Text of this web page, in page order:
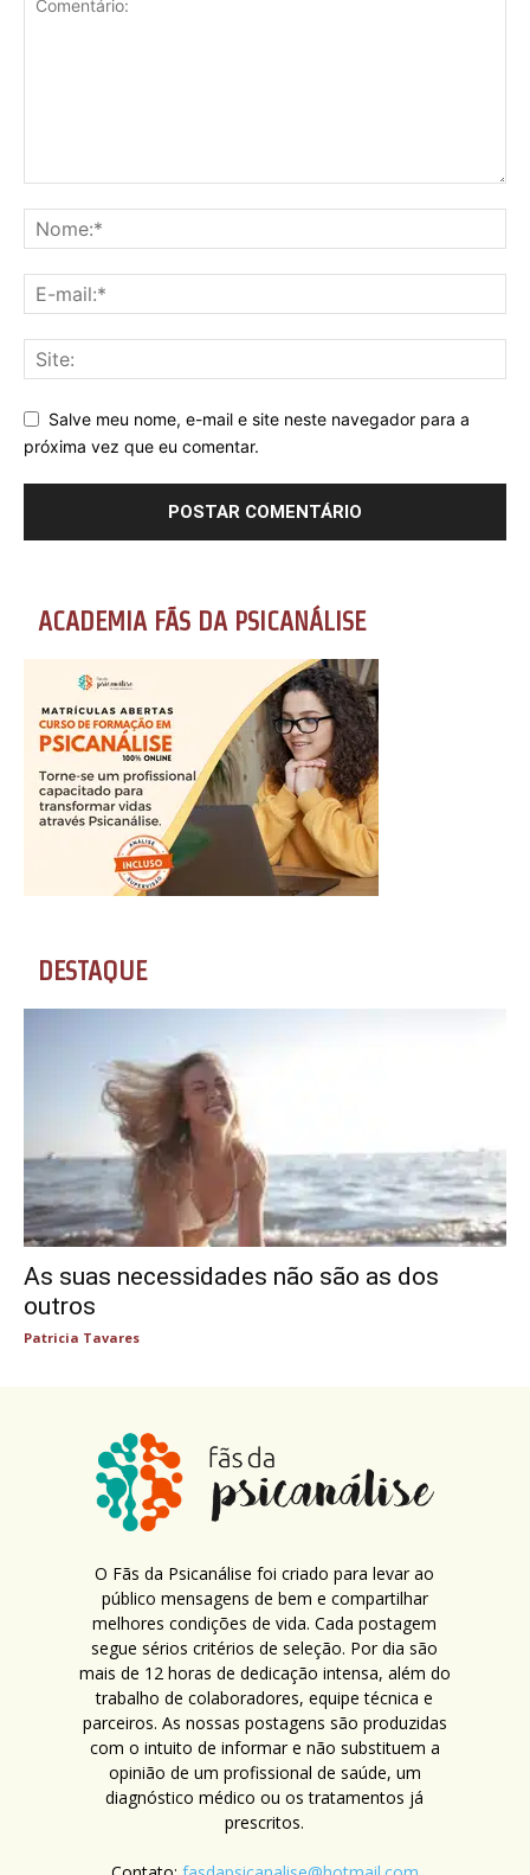
Salve meu nome, e-mail e site neste navegador para a
próxima vez que eu comentar.
ACADEMIA FÃS DA PSICANÁLISE
DESTAQUE
As suas necessidades não são as dos
outros
Patricia Tavares
O Fãs da Psicanálise foi criado para levar ao
público mensagens de bem e compartilhar
melhores condições de vida. Cada postagem
segue sérios critérios de seleção. Por dia são
mais de 12 horas de dedicação intensa, além do
trabalho de colaboradores, equipe técnica e
parceiros. As nossas postagens são produzidas
com o intuito de informar e não substituem a
opinião de um profissional de saúde, um
diagnóstico médico ou os tratamentos já
prescritos.